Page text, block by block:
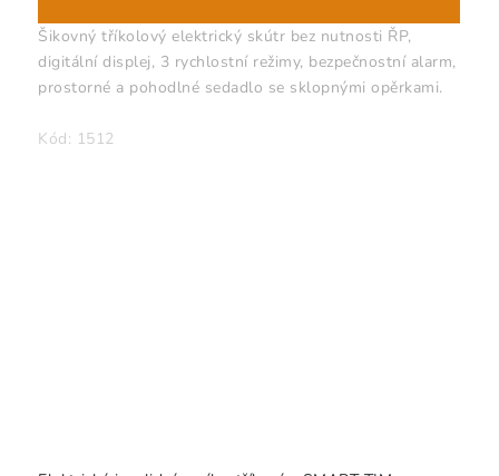
Šikovný tříkolový elektrický skútr bez nutnosti ŘP,
digitální displej, 3 rychlostní režimy, bezpečnostní alarm,
prostorné a pohodlné sedadlo se sklopnými opěrkami.
Kód: 1512